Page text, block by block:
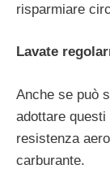
risparmiare
Lavate
Anche se può
adottare
resistenza
carburante.